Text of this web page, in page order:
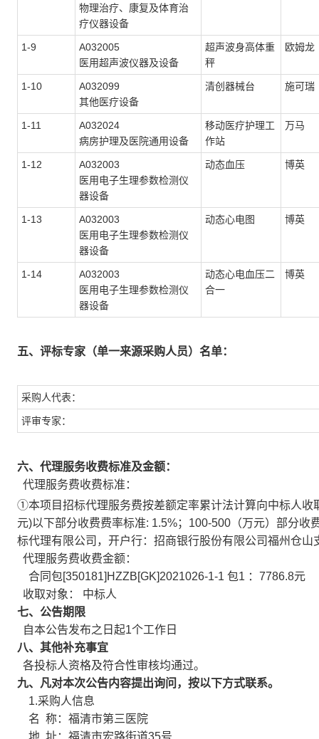
物理治疗、康复及体育治
疗仪器设备
1-9
A032005
医用超声波仪器及设备
超声波身高体重
秤
欧姆龙
1-10
A032099
其他医疗设备
清创器械台 施可瑞
1-11
A032024
病房护理及医院通用设备
移动医疗护理工
作站
万马
1-12
A032003
医用电子生理参数检测仪
器设备
动态血压 博英
1-13
A032003
医用电子生理参数检测仪
器设备
动态心电图 博英
1-14
A032003
医用电子生理参数检测仪
器设备
动态心电血压二
合一
博英
五、评标专家（单一来源采购人员）名单：
采购人代表：
评审专家：
六、代理服务收费标准及金额：
代理服务费收费标准：
①本项目招标代理服务费按差额定率累计法计算向中标人
元)以下部分收费费率标准: 1.5%； 100-500 （万元）部分收
标代理有限公司，开户行：招商银行股份有限公司福州仓山
代理服务费收费金额：
合同包[350181]HZZB[GK]2021026-1-1 包1 ： 7786.8元
收取对象：
中标人
七、公告期限
自本公告发布之日起1个工作日
八、其他补充事宜
各投标人资格及符合性审核均通过。
九、凡对本次公告内容提出询问，按以下方式联系。
1.采购人信息
名 称：福清市第三医院
地 址：福清市宏路街道35号